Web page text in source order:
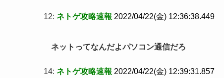
12: ネトゲ攻略速報 2022/04/22(金) 12:36:38.449
ネットってなんだよパソコン通信だろ
14: ネトゲ攻略速報 2022/04/22(金) 12:39:31.857